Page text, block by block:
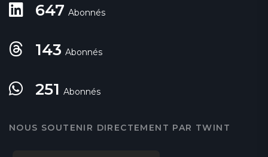
647 Abonnés
143 Abonnés
251 Abonnés
NOUS SOUTENIR DIRECTEMENT PAR TWINT